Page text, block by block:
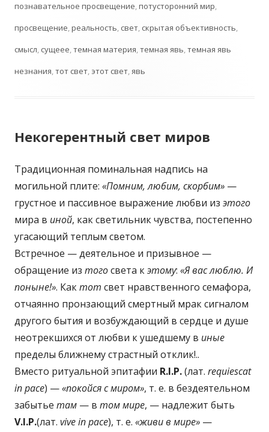
познавательное просвещение,потусторонний мир,
просвещение,реальность, свет, скрытая объективность,
смысл, сущеее,темная материя,темная явь,темная явь
незнания,тот свет, этот свет,явь
Некогерентный свет миров
Традиционная поминальная надпись на
могильной плите: «Помним, любим, скорбим» —
грустное и пассивное выражение любви из этого
мира в иной, как светильник чувства, постепенно
угасающий теплым светом.
Встречное — деятельное и призывное —
обращение из тогосвета кэтому: «Я вас люблю. И
поныне!». Кактот свет нравственного семафора,
отчаянно пронзающий смертный мрак сигналом
другого бытия и возбуждающий в сердце и душе
неотрекшихся от любви к ушедшему в иные
пределы ближнему страстный отклик!..
Вместо ритуальной эпитафии R.I.P.(лат. requiescat
in pace) —«покойся с миром», т. е. в бездеятельном
забытье там — в том мире, — надлежит быть
V.I.P.(лат. vive in pace), т. е. «живи в мире» —